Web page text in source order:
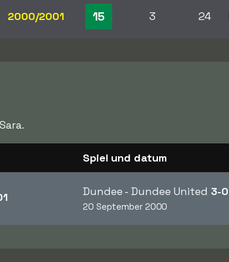
2000/2001 15 3 24
Spiel und datum
Dundee - Dundee United 3-0
20 September 2000